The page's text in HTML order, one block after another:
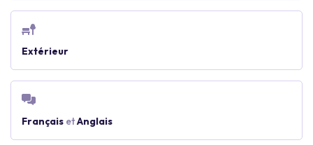
Extérieur
Français etAnglais